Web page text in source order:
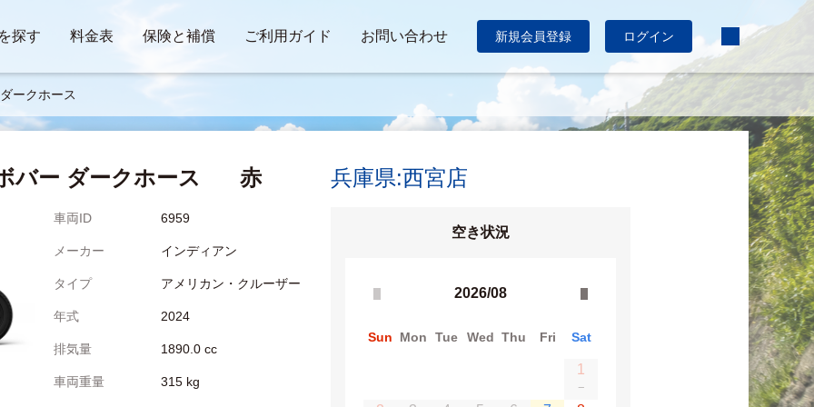
探す 料金表 保険と補償 ご利用ガイド お問い合わせ 新規会員登録 ログイン
ークホース
バー ダークホース 赤 兵庫県:西宮店
空き状況
2026/08
Sun Mon Tue Wed Thu Fri Sat
1
−
車両ID 6959
メーカー インディアン
タイプ アメリカン・クルーザー
年式 2024
排気量 1890.0 cc
車両重量 315 kg